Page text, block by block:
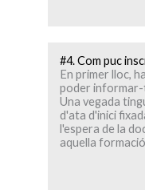
#4. Com puc
En primer lloc,
poder informar-
Una vegada
d'ata d'inici
l'espera de la
aquella